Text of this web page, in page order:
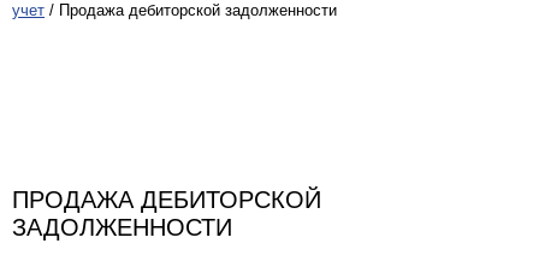
учет / Продажа дебиторской задолженности
ПРОДАЖА ДЕБИТОРСКОЙ
ЗАДОЛЖЕННОСТИ